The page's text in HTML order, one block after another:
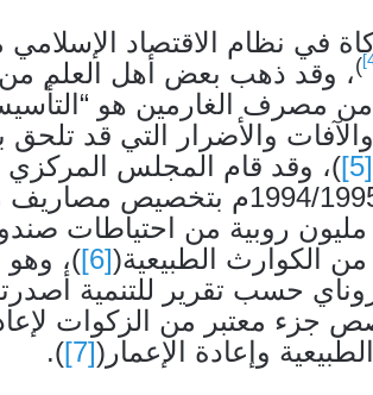
في نظام الاقتصاد
)، وقد ذهب بعض أهل العلم
مصرف الغارمين هو
والأضرار التي قد تلحق
[5]
)، وقد قام المجلس المركزي
لميزانية 1994/1995م
مبلغ 500 مليون روبية من احتياطات
من الكوارث الطبيعية([6]
)، وهو
حسب تقرير للتنمية
جزء معتبر من الزكوات
وإعادة الإعمار([7]
).